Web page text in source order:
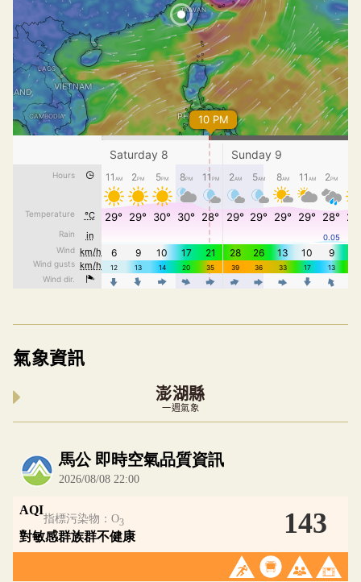
氣象資訊
澎湖縣
一週氣象
內嵌空氣品質小工具為視覺預覽，完整即時空